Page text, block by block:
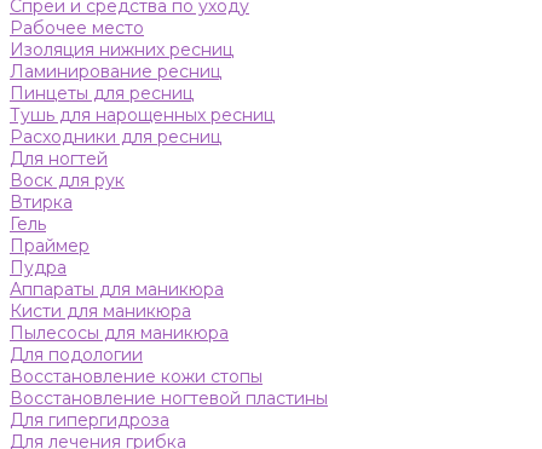
Спреи и средства по уходу
Рабочее место
Изоляция нижних ресниц
Ламинирование ресниц
Пинцеты для ресниц
Тушь для нарощенных ресниц
Расходники для ресниц
Для ногтей
Воск для рук
Втирка
Гель
Праймер
Пудра
Аппараты для маникюра
Кисти для маникюра
Пылесосы для маникюра
Для подологии
Восстановление кожи стопы
Восстановление ногтевой пластины
Для гипергидроза
Для лечения грибка